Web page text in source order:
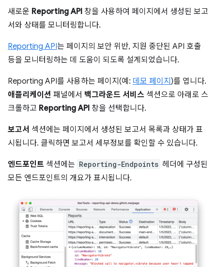
새로운 Reporting API 창을 사용하여 페이지에서 생성된 보고
서와 상태를 모니터링합니다.
Reporting API는 페이지의 보안 위반, 지원 중단된 API 호출
등을 모니터링하는 데 도움이 되도록 설계되었습니다.
Reporting API를 사용하는 페이지(예: 데모 페이지 )를 엽니다.
애플리케이션 패널에서 백그라운드 서비스 섹션으로 아래로 스
크롤하고 Reporting API 창을 선택합니다.
보고서 섹션에는 페이지에서 생성된 보고서 목록과 상태가 표
시됩니다. 클릭하면 보고서 세부정보를 확인할 수 있습니다.
엔드포인트 섹션에는 Reporting-Endpoints 헤더에 구성된
모든 엔드포인트의 개요가 표시됩니다.